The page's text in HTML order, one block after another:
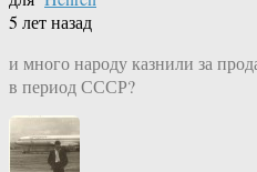
5 лет назад
и много народу казнили за
в период СССР?